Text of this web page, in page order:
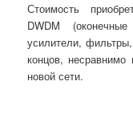
Стоимость
DWDM
усилители,
концов,
новой сети.